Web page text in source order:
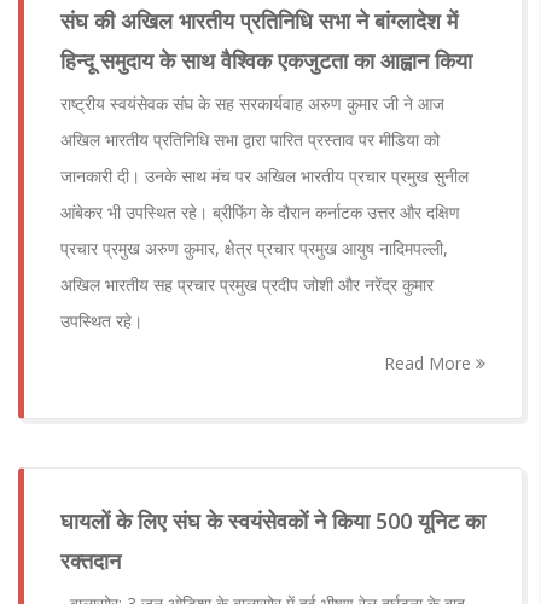
संघ की अखिल भारतीय प्रतिनिधि सभा ने बांग्लादेश में
हिन्दू समुदाय के साथ वैश्विक एकजुटता का आह्वान किया
राष्ट्रीय स्वयंसेवक संघ के सह सरकार्यवाह अरुण कुमार जी ने आज
अखिल भारतीय प्रतिनिधि सभा द्वारा पारित प्रस्ताव पर मीडिया को
जानकारी दी। उनके साथ मंच पर अखिल भारतीय प्रचार प्रमुख सुनील
आंबेकर भी उपस्थित रहे। ब्रीफिंग के दौरान कर्नाटक उत्तर और दक्षिण
प्रचार प्रमुख अरुण कुमार, क्षेत्र प्रचार प्रमुख आयुष नादिमपल्ली,
अखिल भारतीय सह प्रचार प्रमुख प्रदीप जोशी और नरेंद्र कुमार
उपस्थित रहे।
Read More
घायलों के लिए संघ के स्वयंसेवकों ने किया 500 यूनिट का
रक्तदान